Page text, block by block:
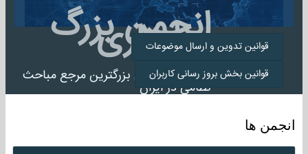
انجمن بزرگ
میلیتاری
انجمن میلیتاری بزرگترین مرجع مباحث
نظامی در ایران
قوانین تدوین و ارسال موضوعات
قوانین بخش بروز رسانی کاربران
انجمن ها